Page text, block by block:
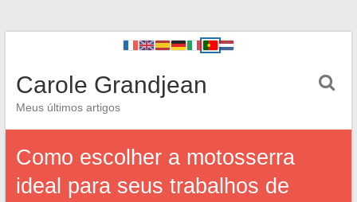
Carole Grandjean
Meus últimos artigos
Como escolher a motosserra
ideal para seus trabalhos de